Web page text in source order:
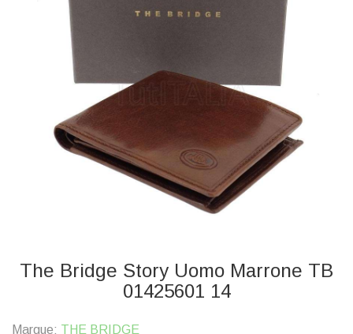
The Bridge Story Uomo Marrone TB
01425601 14
Marque: THE BRIDGE